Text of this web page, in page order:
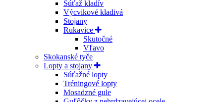
Súťaž kladív
Výcvikové kladivá
Stojany
Rukavice
Skutočné
Vľavo
Skokanské tyče
Lopty a stojany
Súťažné lopty
Tréningové lopty
Mosadzné gule